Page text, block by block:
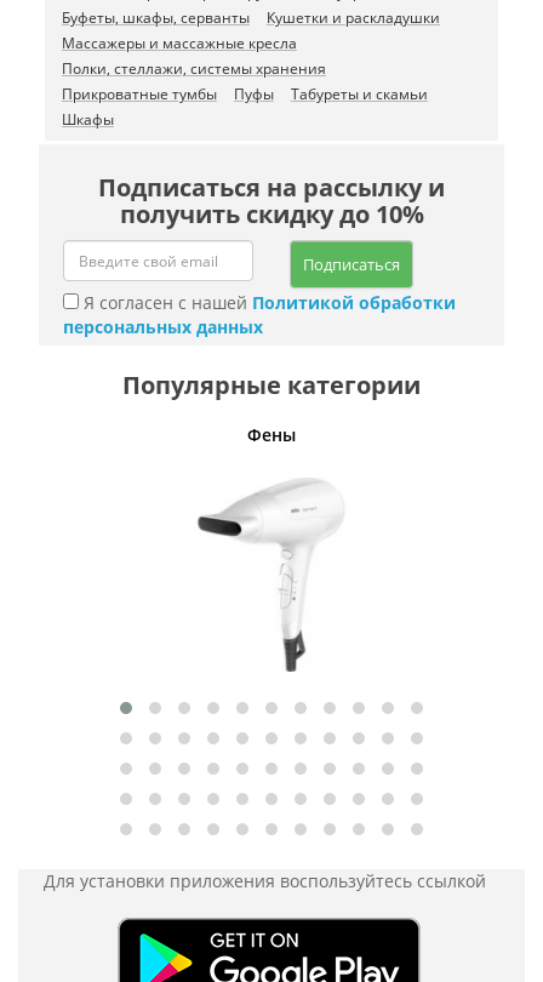
Буфеты, шкафы, серванты
Кушетки и раскладушки
Массажеры и массажные кресла
Полки, стеллажи, системы хранения
Прикроватные тумбы
Пуфы
Табуреты и скамьи
Шкафы
Подписаться на рассылку и
получить скидку до 10%
Подписаться
Я согласен с нашей Политикой обработки
персональных данных
Популярные категории
Фены
Для установки приложения воспользуйтесь ссылкой